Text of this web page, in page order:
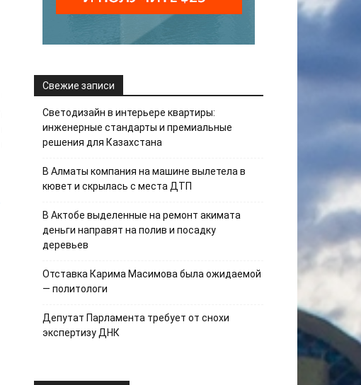
Свежие записи
Светодизайн в интерьере квартиры:
инженерные стандарты и премиальные
решения для Казахстана
В Алматы компания на машине вылетела в
кювет и скрылась с места ДТП
В Актобе выделенные на ремонт акимата
деньги направят на полив и посадку
деревьев
Отставка Карима Масимова была ожидаемой
— политологи
Депутат Парламента требует от снохи
экспертизу ДНК